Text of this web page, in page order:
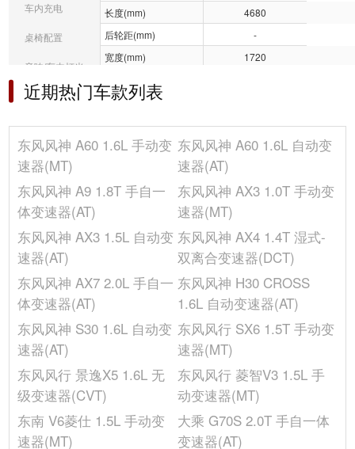
车内充电
桌椅配置
音响/车内灯光
冰箱/空调
选装包
其它
长度(mm)
4680
后轮距(mm)
-
宽度(mm)
1720
整备质量(kg)
轴距(mm)
2700
高度(mm)
1515
车门数(个)
4
发动机
国V+OBD
最大功率转速(rpm)
5500
汽油
气缸排列形式
L
排量(L)
1.4
进气形式
涡轮增压
缸盖材料
铝合金
近期热门车款列表
东风风神 A60 1.6L 手动变
速器(MT)
东风风神 A60 1.6L 自动变
速器(AT)
东风风神 A9 1.8T 手自一
体变速器(AT)
东风风神 AX3 1.0T 手动变
速器(MT)
东风风神 AX3 1.5L 自动变
速器(AT)
东风风神 AX4 1.4T 湿式-
双离合变速器(DCT)
东风风神 AX7 2.0L 手自一
体变速器(AT)
东风风神 H30 CROSS
1.6L 自动变速器(AT)
东风风神 S30 1.6L 自动变
速器(AT)
东风风行 SX6 1.5T 手动变
速器(MT)
东风风行 景逸X5 1.6L 无
级变速器(CVT)
东风风行 菱智V3 1.5L 手
动变速器(MT)
东南 V6菱仕 1.5L 手动变
速器(MT)
大乘 G70S 2.0T 手自一体
变速器(AT)